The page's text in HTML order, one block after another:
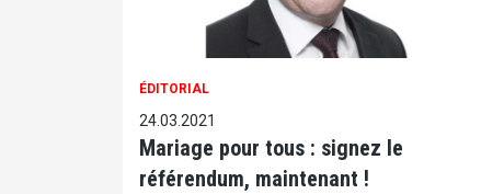
ÉDITORIAL
24.03.2021
Mariage pour tous : signez le
référendum, maintenant !